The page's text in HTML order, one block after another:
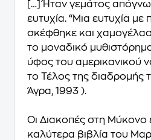
[…] Ήταν γεμάτος
ευτυχία. “Μια ευτυχία με
σκέφθηκε και
το μοναδικό
ύφος του αμερικανικού
το Τέλος της διαδρομής
Άγρα, 1993 ).
Οι Διακοπές στη Μύκονο
καλύτερα βιβλία του